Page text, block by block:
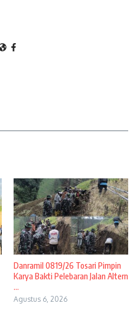
Danramil 0819/26 Tosari Pimpin
Karya Bakti Pelebaran Jalan Altern
...
Agustus 6, 2026